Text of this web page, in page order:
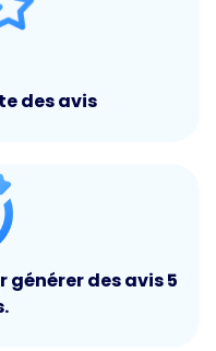
des avis
des avis 5